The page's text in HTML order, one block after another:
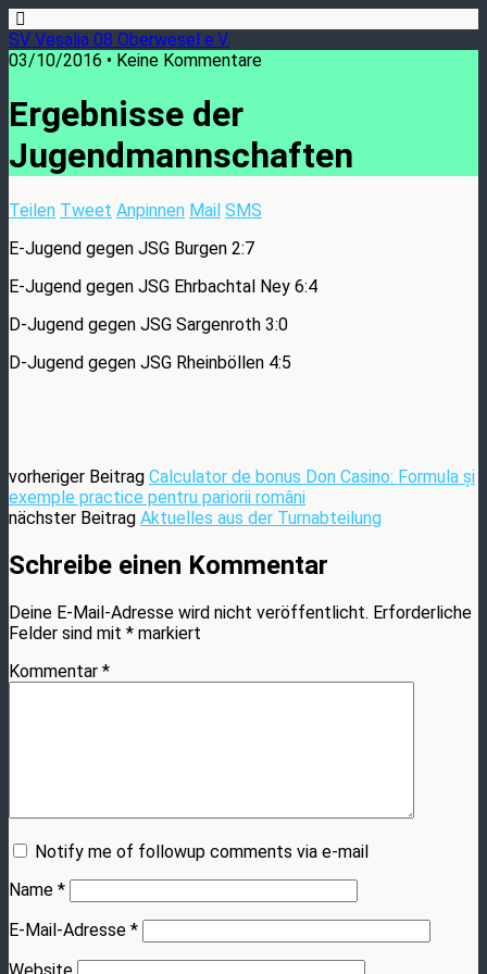
SV Vesalia 08 Oberwesel e.V.
03/10/2016 • Keine Kommentare
Ergebnisse der
Jugendmannschaften
Teilen Tweet Anpinnen Mail SMS
E-Jugend gegen JSG Burgen 2:7
E-Jugend gegen JSG Ehrbachtal Ney 6:4
D-Jugend gegen JSG Sargenroth 3:0
D-Jugend gegen JSG Rheinböllen 4:5
vorheriger Beitrag Calculator de bonus Don Casino: Formula și
exemple practice pentru pariorii români
nächster Beitrag Aktuelles aus der Turnabteilung
Schreibe einen Kommentar
Deine E-Mail-Adresse wird nicht veröffentlicht. Erforderliche
Felder sind mit * markiert
Kommentar *
Notify me of followup comments via e-mail
Name *
E-Mail-Adresse *
Website